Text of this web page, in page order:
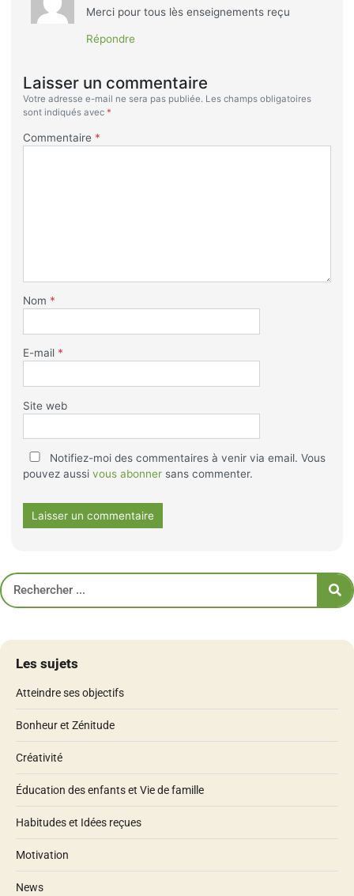
Merci pour tous lès enseignements reçu
Répondre
Laisser un commentaire
Votre adresse e-mail ne sera pas publiée. Les champs obligatoires
sont indiqués avec *
Commentaire *
Nom *
E-mail *
Site web
Notifiez-moi des commentaires à venir via email. Vous
pouvez aussi vous abonnersans commenter.
Les sujets
Atteindre ses objectifs
Bonheur et Zénitude
Créativité
Éducation des enfants et Vie de famille
Habitudes et Idées reçues
Motivation
News